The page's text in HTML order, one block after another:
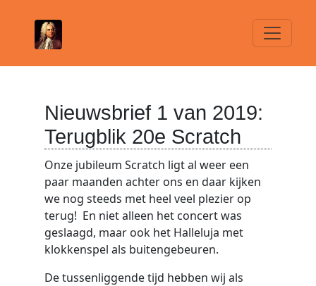
Nieuwsbrief 1 van 2019:
Terugblik 20e Scratch
Onze jubileum Scratch ligt al weer een
paar maanden achter ons en daar kijken
we nog steeds met heel veel plezier op
terug! En niet alleen het concert was
geslaagd, maar ook het Halleluja met
klokkenspel als buitengebeuren.
De tussenliggende tijd hebben wij als